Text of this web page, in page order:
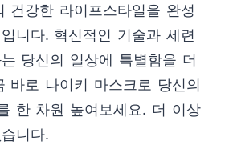
건강한 라이프스타일을 완성
니다. 혁신적인 기술과 세련
당신의 일상에 특별함을 더
바로 나이키 마스크로 당신의
한 차원 높여보세요. 더 이상
니다.